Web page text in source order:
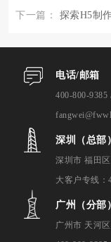
下一篇： 探索H5制
电话/邮箱
400-800-9385
深圳（总部）
深圳市 福田
大客户专线：
广州（分部）
广州市 天河